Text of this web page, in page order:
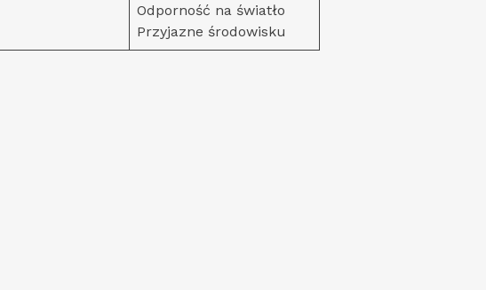
Odporność na światło
Przyjazne środowisku